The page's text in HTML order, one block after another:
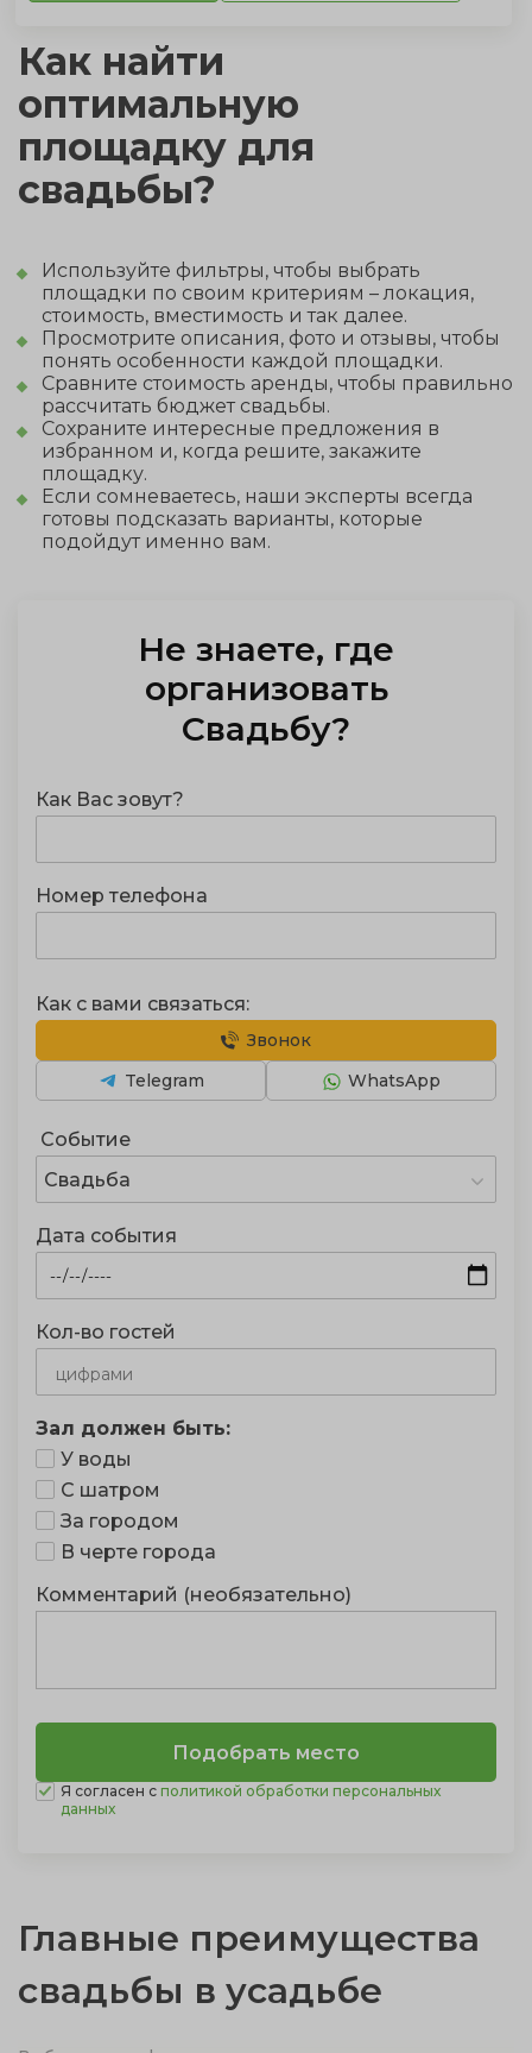
Как найти
оптимальную
площадку для
свадьбы?
Используйте фильтры, чтобы выбрать
площадки по своим критериям – локация,
стоимость, вместимость и так далее.
Просмотрите описания, фото и отзывы, чтобы
понять особенности каждой площадки.
Сравните стоимость аренды, чтобы правильно
рассчитать бюджет свадьбы.
Сохраните интересные предложения в
избранном и, когда решите, закажите
площадку.
Если сомневаетесь, наши эксперты всегда
готовы подсказать варианты, которые
подойдут именно вам.
Не знаете, где
отметить
Свадьбу?
Как Вас зовут?
Номер телефона
Событие
Свадьба
Дата события
Кол-во гостей
Зал должен быть:
У воды
С шатром
За городом
В черте города
Как с вами связаться:
Звонок
WhatsApp
Telegram
Комментарий (необязательно)
Я согласен с политикой обработки персональных
данных
Главные преимущества
свадьбы в усадьбе